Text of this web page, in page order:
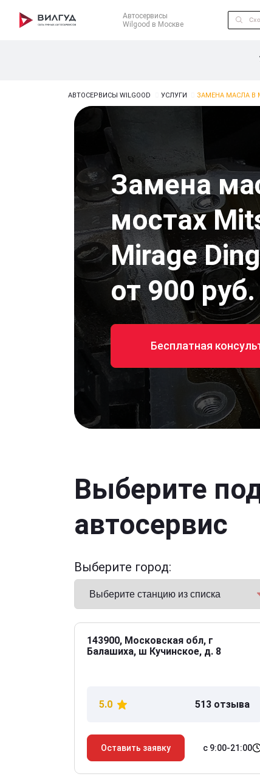
Автосервисы
Wilgood в Москве
АВТОСЕРВИСЫ WILGOOD УСЛУГИ ЗАМЕНА МАСЛА В
Замена
мостах
Mirage
от 900 руб.
Бесплатная
Выберите
автосервис
Выберите город:
143900, Московская обл, г
Балашиха, ш Кучинское, д. 8
5.0 513 отзыва
Оставить заявку с 9:00-21:00